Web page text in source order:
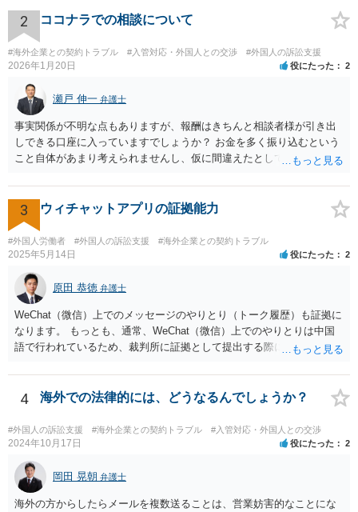
2 ココナラでの相談について
#海外企業との契約トラブル #入管対応・外国人との交渉 #外国人の訴訟支援
2026年1月20日 役にたった 2
瀬戸 伸一 弁護士
事実関係が不明な点もありますが、報酬はきちんと相談者様が引き出
しできる口座に入っていますでしょうか？ お金を多く振り込むという
こと自体があまり考えられませんし、仮に間違えたとしても、海外の
で、paypayを使うというのは、話として怪しい感じがします。 絶対に
損のないように行動されるとよいと思われます。
3 ウィチャットアプリの証拠能力
#外国人労働者 #外国人の訴訟支援 #海外企業との契約トラブル
2025年5月14日 役にたった 2
原田 恭徳 弁護士
WeChat（微信）上でのメッセージのやりとり（トーク履歴）も証拠に
なります。 もっとも、通常、WeChat（微信）上でのやりとりは中国
語で行われているため、裁判所に証拠として提出する際には日本語の
4 海外での法律的には、どうなるんでしょうか？
#外国人の訴訟支援 #海外企業との契約トラブル #入管対応・外国人との交渉
2024年10月17日 役にたった 2
岡田 晃朝 弁護士
海外の方からしたらメールを複数送ることは、営業妨害的なことにな